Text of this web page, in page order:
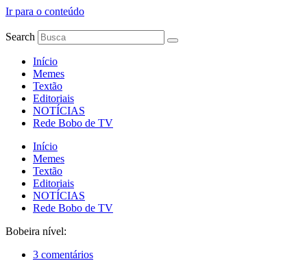
Ir para o conteúdo
Search
Início
Memes
Textão
Editoriais
NOTÍCIAS
Rede Bobo de TV
Início
Memes
Textão
Editoriais
NOTÍCIAS
Rede Bobo de TV
Bobeira nível:
3 comentários